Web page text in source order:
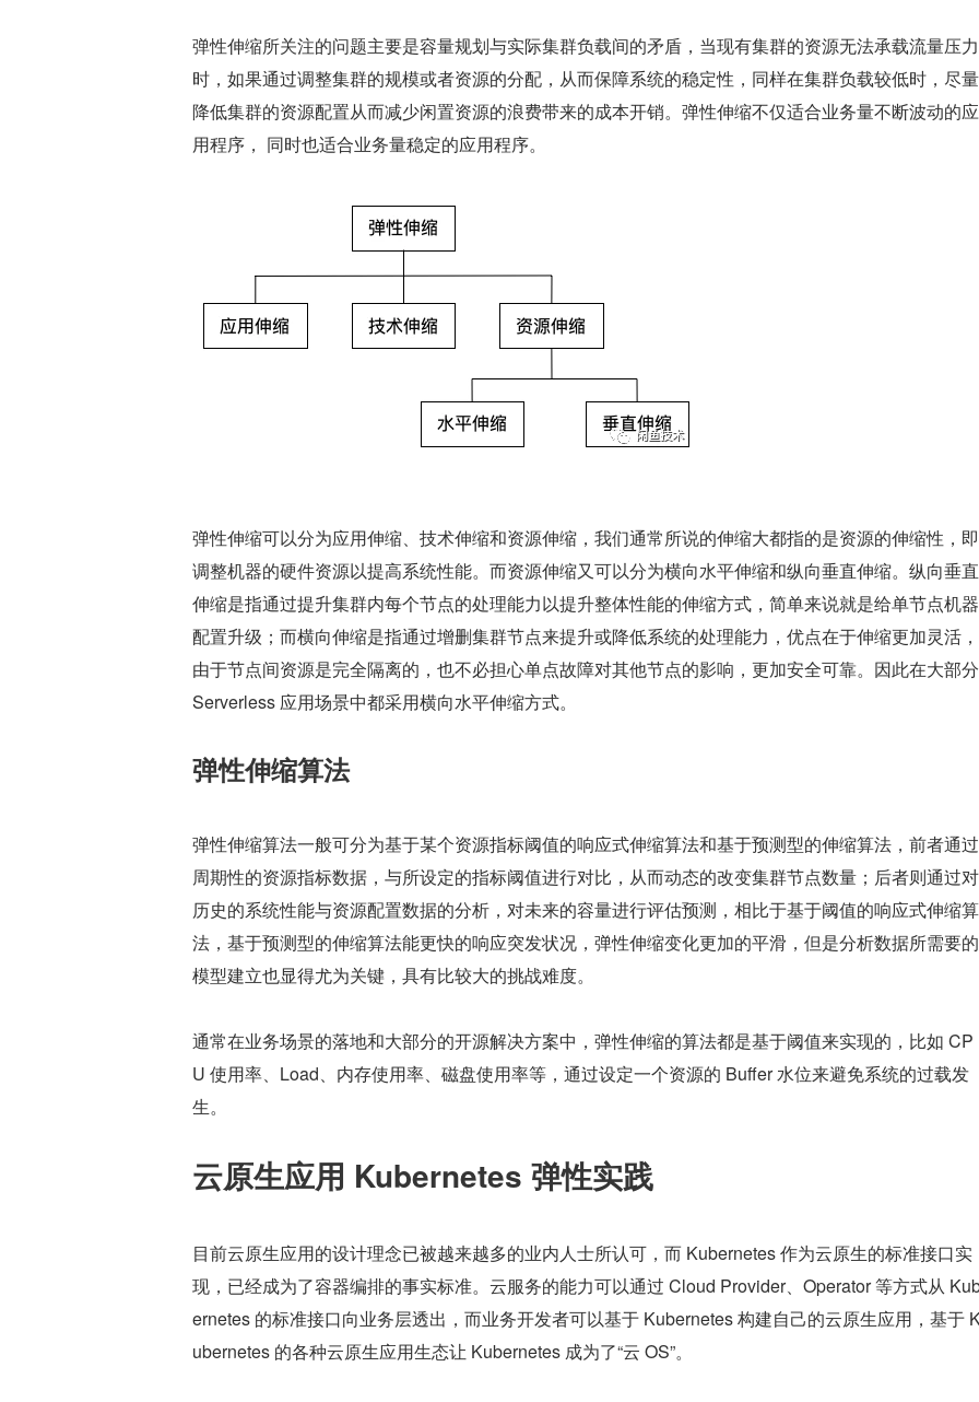
弹性伸缩所关注的问题主要是容量规划与实际集群负载间的矛盾，当现有集群的资源无法承载流量压力
时，如果通过调整集群的规模或者资源的分配，从而保障系统的稳定性，同样在集群负载较低时，尽量
降低集群的资源配置从而减少闲置资源的浪费带来的成本开销。弹性伸缩不仅适合业务量不断波动的应
用程序， 同时也适合业务量稳定的应用程序。
弹性伸缩可以分为应用伸缩、技术伸缩和资源伸缩，我们通常所说的伸缩大都指的是资源的伸缩性，即
调整机器的硬件资源以提高系统性能。而资源伸缩又可以分为横向水平伸缩和纵向垂直伸缩。纵向垂直
伸缩是指通过提升集群内每个节点的处理能力以提升整体性能的伸缩方式，简单来说就是给单节点机器
配置升级；而横向伸缩是指通过增删集群节点来提升或降低系统的处理能力，优点在于伸缩更加灵活，
由于节点间资源是完全隔离的，也不必担心单点故障对其他节点的影响，更加安全可靠。因此在大部分
Serverless 应用场景中都采用横向水平伸缩方式。
弹性伸缩算法
弹性伸缩算法一般可分为基于某个资源指标阈值的响应式伸缩算法和基于预测型的伸缩算法，前者通过
周期性的资源指标数据，与所设定的指标阈值进行对比，从而动态的改变集群节点数量；后者则通过对
历史的系统性能与资源配置数据的分析，对未来的容量进行评估预测，相比于基于阈值的响应式伸缩算
法，基于预测型的伸缩算法能更快的响应突发状况，弹性伸缩变化更加的平滑，但是分析数据所需要的
模型建立也显得尤为关键，具有比较大的挑战难度。
通常在业务场景的落地和大部分的开源解决方案中，弹性伸缩的算法都是基于阈值来实现的，比如 CP
U 使用率、Load、内存使用率、磁盘使用率等，通过设定一个资源的 Buffer 水位来避免系统的过载发
生。
云原生应用 Kubernetes 弹性实践
目前云原生应用的设计理念已被越来越多的业内人士所认可，而 Kubernetes 作为云原生的标准接口实
现，已经成为了容器编排的事实标准。云服务的能力可以通过 Cloud Provider、Operator 等方式从
ernetes 的标准接口向业务层透出，而业务开发者可以基于 Kubernetes 构建自己的云原生应用，基于
ubernetes 的各种云原生应用生态让 Kubernetes 成为了“云 OS”。